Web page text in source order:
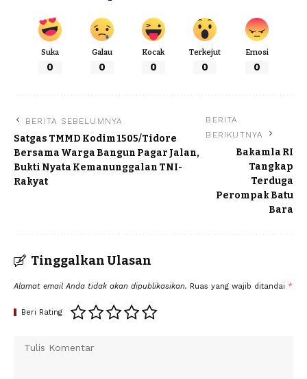
Suka
0
Galau
0
Kocak
0
Terkejut
0
Emosi
0
BERITA SEBELUMNYA
Satgas TMMD Kodim 1505/Tidore
Bersama Warga Bangun Pagar Jalan,
Bukti Nyata Kemanunggalan TNI-
Rakyat
BERITA
BERIKUTNYA
Bakamla RI
Tangkap
Terduga
Perompak Batu
Bara
Tinggalkan Ulasan
Alamat email Anda tidak akan dipublikasikan. Ruas yang wajib ditandai *
Beri Rating